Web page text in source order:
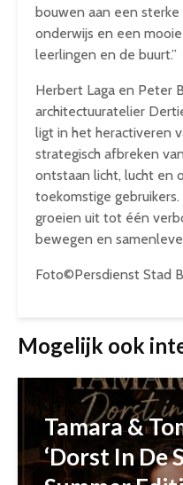
bouwen aan een
onderwijs en een
leerlingen en de buurt.”
Herbert Laga en Peter
architectuuratelier
ligt in het heractiveren
strategisch afbreken
ontstaan licht, lucht en
toekomstige
groeien uit tot één
bewegen en
Foto©Persdienst Stad
Mogelijk ook
Tamara &
‘Dorst In De